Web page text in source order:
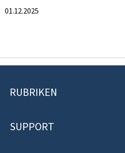
01.12.2025
F
o
RUBRIKEN
SUPPORT